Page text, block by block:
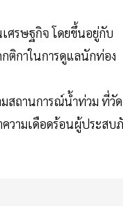
ศรษฐกิจ โดยขึ้นอยู่กับ
ติกาในการดูแลนักท่อง
สถานการณ์น้ำท่วม ที่วัด
ความเดือดร้อนผู้ประสบ